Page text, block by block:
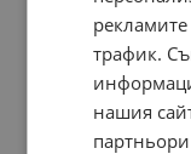
трафик.
нашия